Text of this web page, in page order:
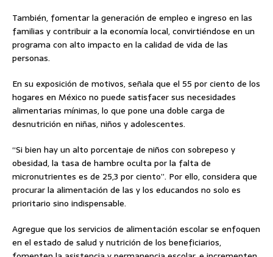
También, fomentar la generación de empleo e ingreso en las
familias y contribuir a la economía local, convirtiéndose en un
programa con alto impacto en la calidad de vida de las
personas.
En su exposición de motivos, señala que el 55 por ciento de los
hogares en México no puede satisfacer sus necesidades
alimentarias mínimas, lo que pone una doble carga de
desnutrición en niñas, niños y adolescentes.
“Si bien hay un alto porcentaje de niños con sobrepeso y
obesidad, la tasa de hambre oculta por la falta de
micronutrientes es de 25,3 por ciento”. Por ello, considera que
procurar la alimentación de las y los educandos no solo es
prioritario sino indispensable.
Agregue que los servicios de alimentación escolar se enfoquen
en el estado de salud y nutrición de los beneficiarios,